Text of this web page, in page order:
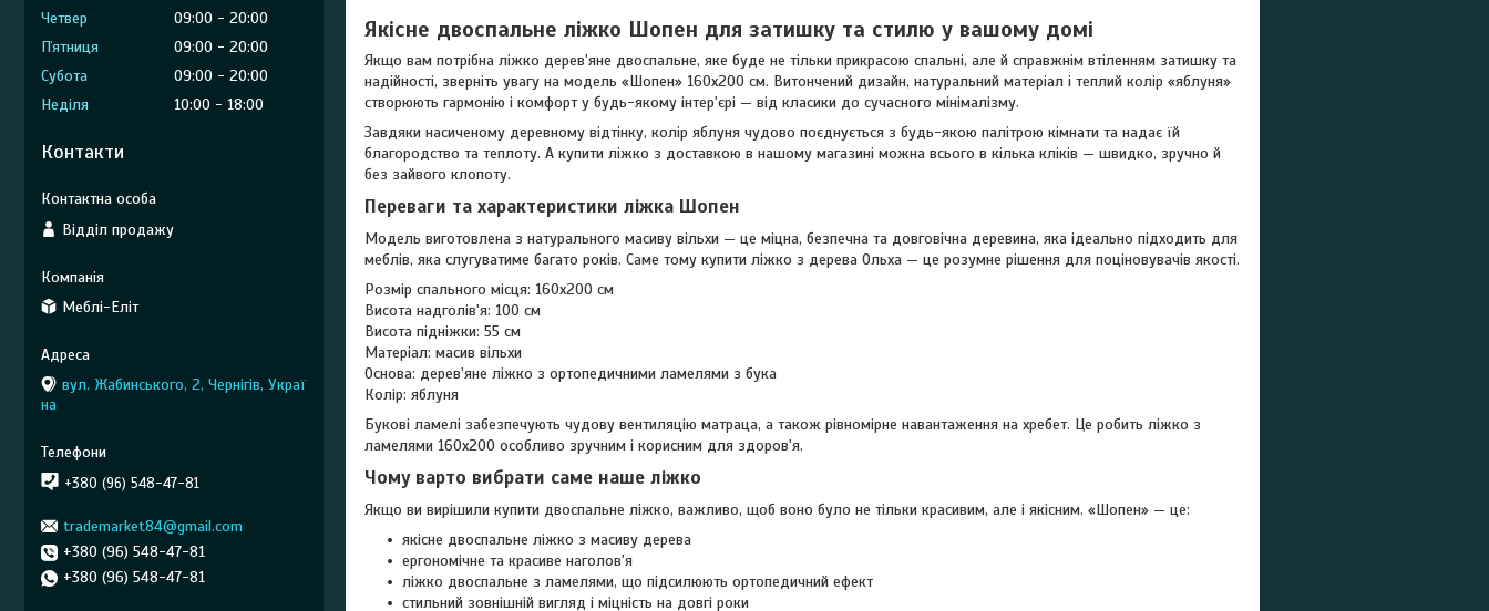
Якісне двоспальне ліжко Шопен для затишку та стилю у вашому домі
Якщо вам потрібна ліжко дерев'яне двоспальне, яке буде не тільки прикрасою спальні, але й справжнім втіленням затишку та
надійності, зверніть увагу на модель «Шопен» 160х200 см. Витончений дизайн, натуральний матеріал і теплий колір «яблуня»
створюють гармонію і комфорт у будь-якому інтер'єрі — від класики до сучасного мінімалізму.
Завдяки насиченому деревному відтінку, колір яблуня чудово поєднується з будь-якою палітрою кімнати та надає їй
благородство та теплоту. А купити ліжко з доставкою в нашому магазині можна всього в кілька кліків — швидко, зручно й
без зайвого клопоту.
Переваги та характеристики ліжка Шопен
Модель виготовлена з натурального масиву вільхи — це міцна, безпечна та довговічна деревина, яка ідеально підходить для
меблів, яка слугуватиме багато років. Саме тому купити ліжко з дерева Ольха — це розумне рішення для поціновувачів якості.
Розмір спального місця: 160x200 см
Висота надголів'я: 100 см
Висота підніжки: 55 см
Матеріал: масив вільхи
Основа: дерев'яне ліжко з ортопедичними ламелями з бука
Колір: яблуня
Букові ламелі забезпечують чудову вентиляцію матраца, а також рівномірне навантаження на хребет. Це робить ліжко з
ламелями 160х200 особливо зручним і корисним для здоров'я.
Чому варто вибрати саме наше ліжко
Якщо ви вирішили купити двоспальне ліжко, важливо, щоб воно було не тільки красивим, але і якісним. «Шопен» — це:
якісне двоспальне ліжко з масиву дерева
ергономічне та красиве наголов'я
ліжко двоспальне з ламелями, що підсилюють ортопедичний ефект
стильний зовнішній вигляд і міцність на довгі роки
Четвер
09:00
20:00
Пʼятниця
09:00
20:00
Субота
09:00
20:00
Неділя
10:00 18:00
Контакти
Відділ продажу
Меблі-Еліт
вул. Жабинського, 2, Чернігів, Украї
на
+380 (96) 548-47-81
trademarket84@gmail.com
+380 (96) 548-47-81
+380 (96) 548-47-81